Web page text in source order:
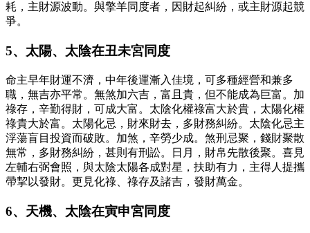
耗，主財源波動。與擎羊同度者，因財起糾紛，或主財源起競
爭。
5、太陽、太陰在丑未宮同度
命主早年財運不濟，中年後運漸入佳境，可多種經營和兼多
職，無吉亦平常。無煞加六吉，富且貴，但不能成為巨富。加
祿存，辛勤得財，可成大富。太陰化權祿富大於貴，太陽化權
祿貴大於富。太陽化忌，財來財去，多財務糾紛。太陰化忌主
浮蕩盲目投資而破敗。加煞，辛勞少成。煞刑忌聚，錢財聚散
無常，多財務糾紛，甚則有刑訟。日月，財帛先散後聚。喜見
左輔右弼會照，與太陰太陽各成對星，扶助有力，主得人提攜
帶挈以發財。更見化祿、祿存及諸吉，發財萬金。
6、天機、太陰在寅申宮同度